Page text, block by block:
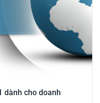
dành cho doanh